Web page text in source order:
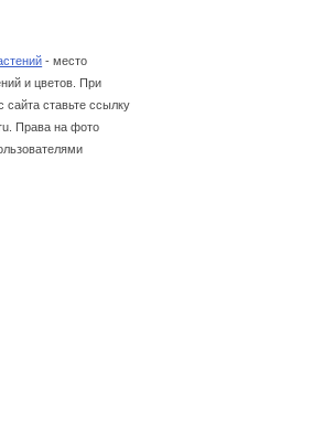
- место
и цветов. При
сайта ставьте ссылку
Права на фото